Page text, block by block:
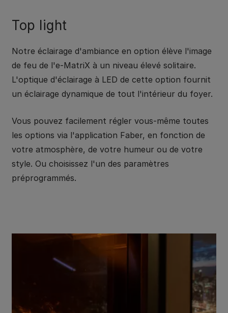
Top light
Notre éclairage d'ambiance en option élève l'image
de feu de l'e-MatriX à un niveau élevé solitaire.
L'optique d'éclairage à LED de cette option fournit
un éclairage dynamique de tout l'intérieur du foyer.
Vous pouvez facilement régler vous-même toutes
les options via l'application Faber, en fonction de
votre atmosphère, de votre humeur ou de votre
style. Ou choisissez l'un des paramètres
préprogrammés.